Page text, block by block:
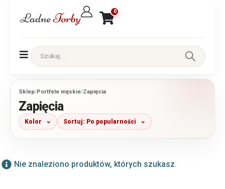
0
Sklep/Portfele męskie/Zapięcia
Zapięcia
Kolor Sortuj: Po popularności
Nie znaleziono produktów, których szukasz.